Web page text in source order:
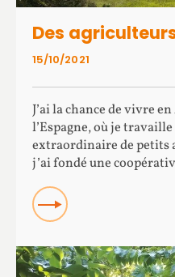
15/10/2021
Des
J’ai la chance de vivre
l’Espagne, où je
extraordinaire de petits
j’ai fondé une
Read more about Des